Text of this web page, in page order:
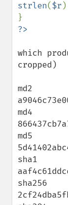
strlen($r
which
cropped)
md2
md4
md5
sha1
sha256